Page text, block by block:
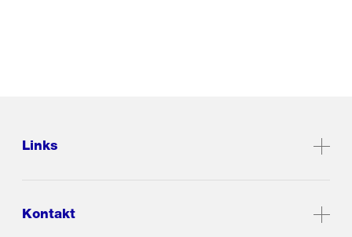
Links
Kontakt